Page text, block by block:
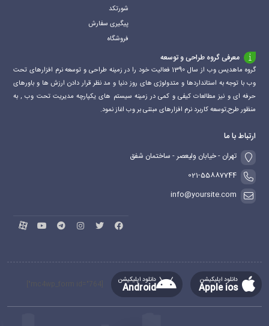
شورتکد
پیگیری سفارش
فروشگاه
معرفی گروه طراحی و توسعه
گروه ماهدیس وب از سال 1390 فعالیت خود را در زمینه طراحی و توسعه نرم افزارهای تحت
وب با توجه به استانداردها و متدولوژی های روز دنیا و مد نظر قرار دادن ارزش ها و باورهای
حرفه ای و نیز مطالعات کیفی و کمی در زمینه سیستم های یکپارچه مدیریت تحت وب , به
منظور طرح,توسعه کاربرد نرم افزارهای مبتنی بر وب اغاز نمود.
ارتباط با ما
تهران - خیابان ولیعصر - ساختمان شفق
021-55887744
info@yoursite.com
دانلود اپلیکیشن
Apple ios
دانلود اپلیکیشن
Android